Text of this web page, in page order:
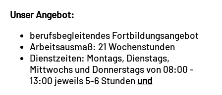
Unser Angebot:
berufsbegleitendes Fortbildungsangebot
Arbeitsausmaß: 21 Wochenstunden
Dienstzeiten: Montags, Dienstags,
Mittwochs und Donnerstags von 08:00 -
13:00 jeweils 5-6 Stunden und